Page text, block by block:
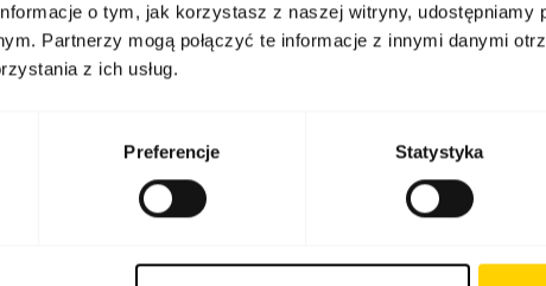
o tym, jak korzystasz z naszej witryny, udostępniamy
Partnerzy mogą połączyć te informacje z innymi danymi
z ich usług.
Preferencje Statystyka
dotyczące
Wielojęzyczne